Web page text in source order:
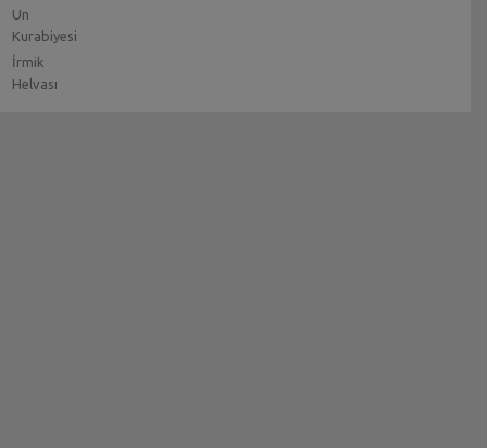
Un
Kurabiyesi
İrmik
Helvası